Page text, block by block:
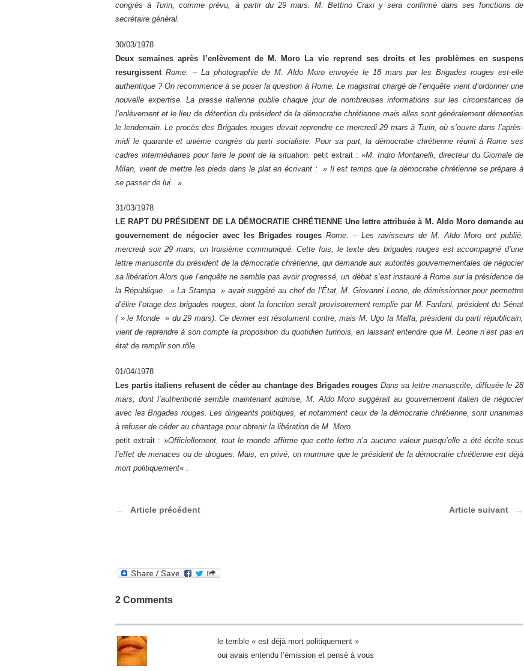
congrès à Turin, comme prévu, à partir du 29 mars. M. Bettino Craxi y sera confirmé dans ses fonctions de
secrétaire général.
30/03/1978
Deux semaines après l’enlèvement de M. Moro La vie reprend ses droits et les problèmes en suspens
resurgissent Rome. – La photographie de M. Aldo Moro envoyée le 18 mars par les Brigades rouges est-elle
authentique ? On recommence à se poser la question à Rome. Le magistrat chargé de l’enquête vient d’ordonner une
nouvelle expertise. La presse italienne publie chaque jour de nombreuses informations sur les circonstances de
l’enlèvement et le lieu de détention du président de la démocratie chrétienne mais elles sont généralement démenties
le lendemain. Le procès des Brigades rouges devait reprendre ce mercredi 29 mars à Turin, où s’ouvre dans l’après-
midi le quarante et unième congrès du parti socialiste. Pour sa part, la démocratie chrétienne réunit à Rome ses
cadres intermédiaires pour faire le point de la situation. petit extrait : »M. Indro Montanelli, directeur du Giornale de
Milan, vient de mettre les pieds dans le plat en écrivant : » Il est temps que la démocratie chrétienne se prépare à
se passer de lui.
»
31/03/1978
LE RAPT DU PRÉSIDENT DE LA DÉMOCRATIE CHRÉTIENNE Une lettre attribuée à M. Aldo Moro demande au
gouvernement de négocier avec les Brigades rouges Rome. – Les ravisseurs de M. Aldo Moro ont publié,
mercredi soir 29 mars, un troisième communiqué. Cette fois, le texte des brigades rouges est accompagné d’une
lettre manuscrite du président de la démocratie chrétienne, qui demande aux autorités gouvernementales de négocier
sa libération.Alors que l’enquête ne semble pas avoir progressé, un débat s’est instauré à Rome sur la présidence de
la République. » La Stampa » avait suggéré au chef de l’État, M. Giovanni Leone, de démissionner pour permettre
d’élire l’otage des brigades rouges, dont la fonction serait provisoirement remplie par M. Fanfani, président du Sénat
( » le Monde » du 29 mars). Ce dernier est résolument contre, mais M. Ugo la Malfa, président du parti républicain,
vient de reprendre à son compte la proposition du quotidien turinois, en laissant entendre que M. Leone n’est pas en
état de remplir son rôle.
01/04/1978
Les partis italiens refusent de céder au chantage des Brigades rouges Dans sa lettre manuscrite, diffusée le 28
mars, dont l’authenticité semble maintenant admise, M. Aldo Moro suggérait au gouvernement italien de négocier
avec les Brigades rouges. Les dirigeants politiques, et notamment ceux de la démocratie chrétienne, sont unanimes
à refuser de céder au chantage pour obtenir la libération de M. Moro.
petit extrait : »Officiellement, tout le monde affirme que cette lettre n’a aucune valeur puisqu’elle a été écrite sous
l’effet de menaces ou de drogues. Mais, en privé, on murmure que le président de la démocratie chrétienne est déjà
mort politiquement« .
Article précédent Article suivant
2 Comments
le terrible « est déjà mort politiquement »
oui avais entendu l’émission et pensé à vous